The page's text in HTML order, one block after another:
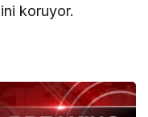
koruyor.